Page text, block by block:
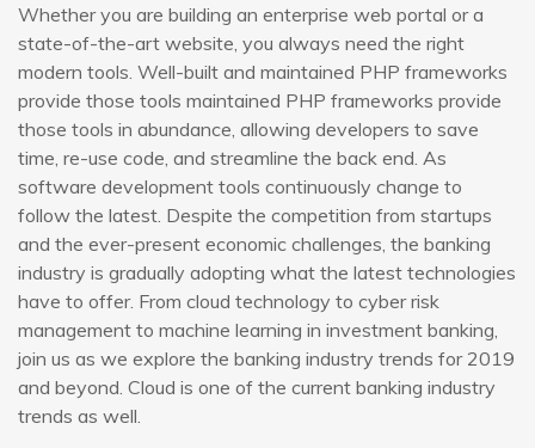
Whether you are building an enterprise web portal or a
state-of-the-art website, you always need the right
modern tools. Well-built and maintained PHP frameworks
provide those tools maintained PHP frameworks provide
those tools in abundance, allowing developers to save
time, re-use code, and streamline the back end. As
software development tools continuously change to
follow the latest. Despite the competition from startups
and the ever-present economic challenges, the banking
industry is gradually adopting what the latest technologies
have to offer. From cloud technology to cyber risk
management to machine learning in investment banking,
join us as we explore the banking industry trends for 2019
and beyond. Cloud is one of the current banking industry
trends as well.